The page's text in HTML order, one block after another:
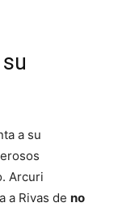
a su
Arcuri
a Rivas de no